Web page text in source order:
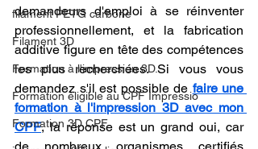
filament PETG carbone
Filament 3D
Formation à l'impression 3D.
Formation éligible au CPF Impressio
Formation 3D CPF
demandeurs d'emploi à se réinventer
professionnellement, et la fabrication
additive figure en tête des compétences
les plus recherchées. Si vous vous
demandez s'il est possible de faire une
formation à l'impression 3D avec mon
CPF, la réponse est un grand oui, car